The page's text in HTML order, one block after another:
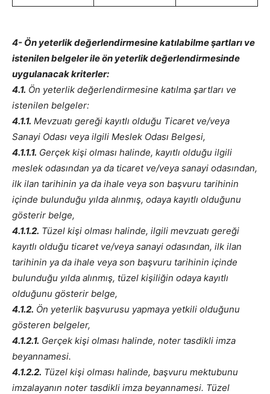
4- Ön yeterlik değerlendirmesine katılabilme şartları ve
istenilen belgeler ile ön yeterlik değerlendirmesinde
uygulanacak kriterler:
4.1. Ön yeterlik değerlendirmesine katılma şartları ve
istenilen belgeler:
4.1.1. Mevzuatı gereği kayıtlı olduğu Ticaret ve/veya
Sanayi Odası veya ilgili Meslek Odası Belgesi,
4.1.1.1. Gerçek kişi olması halinde, kayıtlı olduğu ilgili
meslek odasından ya da ticaret ve/veya sanayi odasından,
ilk ilan tarihinin ya da ihale veya son başvuru tarihinin
içinde bulunduğu yılda alınmış, odaya kayıtlı olduğunu
gösterir belge,
4.1.1.2. Tüzel kişi olması halinde, ilgili mevzuatı gereği
kayıtlı olduğu ticaret ve/veya sanayi odasından, ilk ilan
tarihinin ya da ihale veya son başvuru tarihinin içinde
bulunduğu yılda alınmış, tüzel kişiliğin odaya kayıtlı
olduğunu gösterir belge,
4.1.2. Ön yeterlik başvurusu yapmaya yetkili olduğunu
gösteren belgeler,
4.1.2.1. Gerçek kişi olması halinde, noter tasdikli imza
beyannamesi.
4.1.2.2. Tüzel kişi olması halinde, başvuru mektubunu
imzalayanın noter tasdikli imza beyannamesi. Tüzel